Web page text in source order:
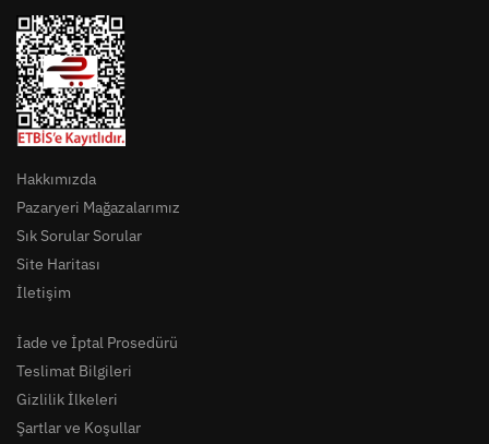
Hakkımızda
Pazaryeri Mağazalarımız
Sık Sorular Sorular
Site Haritası
İletişim
İade ve İptal Prosedürü
Teslimat Bilgileri
Gizlilik İlkeleri
Şartlar ve Koşullar